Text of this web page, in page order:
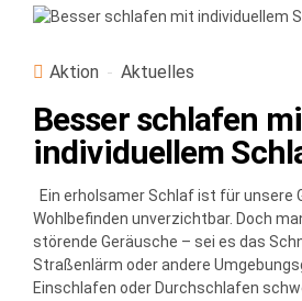
Aktion Aktuelles
Besser schlafen
individuellem
Ein erholsamer Schlaf ist für unsere
Wohlbefinden unverzichtbar. Doch
störende Geräusche – sei es das
Straßenlärm oder andere
Einschlafen oder Durchschlafen